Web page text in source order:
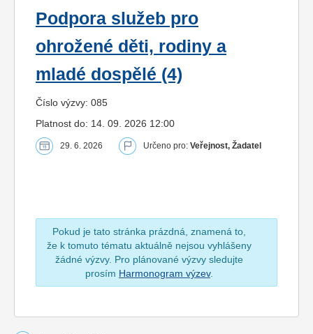
Podpora služeb pro
ohrožené děti, rodiny a
mladé dospělé (4)
Číslo výzvy: 085
Platnost do: 14. 09. 2026 12:00
29. 6. 2026 Určeno pro: Veřejnost, Žadatel
Pokud je tato stránka prázdná, znamená to,
že k tomuto tématu aktuálně nejsou vyhlášeny
žádné výzvy. Pro plánované výzvy sledujte
prosím Harmonogram výzev.